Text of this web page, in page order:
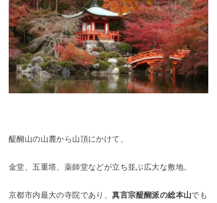
醍醐山の山麓から山頂にかけて、
金堂、五重塔、薬師堂などが立ち並ぶ広大な敷地。
京都市内最大の寺院であり、真言宗醍醐派の総本山でも